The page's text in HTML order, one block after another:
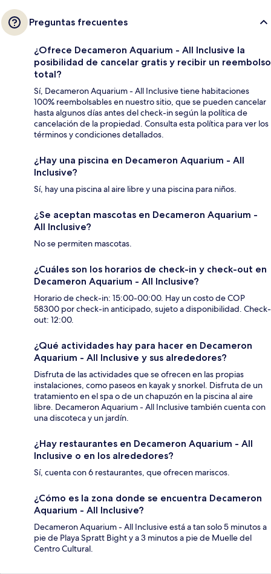
Preguntas frecuentes
¿Ofrece Decameron Aquarium - All Inclusive la
posibilidad de cancelar gratis y recibir un reembolso
total?
Sí, Decameron Aquarium - All Inclusive tiene habitaciones
100% reembolsables en nuestro sitio, que se pueden cancelar
hasta algunos días antes del check-in según la política de
cancelación de la propiedad. Consulta esta política para ver los
términos y condiciones detallados.
¿Hay una piscina en Decameron Aquarium - All
Inclusive?
Sí, hay una piscina al aire libre y una piscina para niños.
¿Se aceptan mascotas en Decameron Aquarium -
All Inclusive?
No se permiten mascotas.
¿Cuáles son los horarios de check-in y check-out en
Decameron Aquarium - All Inclusive?
Horario de check-in: 15:00-00:00. Hay un costo de COP
58300 por check-in anticipado, sujeto a disponibilidad. Check-
out: 12:00.
¿Qué actividades hay para hacer en Decameron
Aquarium - All Inclusive y sus alrededores?
Disfruta de las actividades que se ofrecen en las propias
instalaciones, como paseos en kayak y snorkel. Disfruta de un
tratamiento en el spa o de un chapuzón en la piscina al aire
libre. Decameron Aquarium - All Inclusive también cuenta con
una discoteca y un jardín.
¿Hay restaurantes en Decameron Aquarium - All
Inclusive o en los alrededores?
Sí, cuenta con 6 restaurantes, que ofrecen mariscos.
¿Cómo es la zona donde se encuentra Decameron
Aquarium - All Inclusive?
Decameron Aquarium - All Inclusive está a tan solo 5 minutos a
pie de Playa Spratt Bight y a 3 minutos a pie de Muelle del
Centro Cultural.